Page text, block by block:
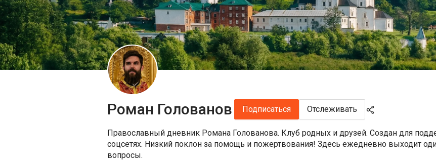
Роман Голованов Подписаться Отслеживать
Православный дневник Романа Голованова. Клуб родных и друзей. Создан для
соцсетях. Низкий поклон за помощь и пожертвования! Здесь ежедневно выходит
вопросы.